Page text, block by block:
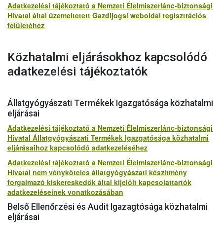
Adatkezelési tájékoztató a Nemzeti Élelmiszerlánc-biztonsági
Hivatal által üzemeltetett Gazdijogsi weboldal regisztrációs
felületéhez
Közhatalmi eljárásokhoz kapcsolódó
adatkezelési tájékoztatók
Állatgyógyászati Termékek Igazgatósága közhatalmi
eljárásai
Adatkezelési tájékoztató a Nemzeti Élelmiszerlánc-biztonsági
Hivatal Állatgyógyászati Termékek Igazgatósága közhatalmi
eljárásaihoz kapcsolódó adatkezeléséhez
Adatkezelési tájékoztató a Nemzeti Élelmiszerlánc-biztonsági
Hivatal nem vényköteles állatgyógyászati készítmény
forgalmazó kiskereskedők által kijelölt kapcsolattartók
adatkezeléseinek vonatkozásában
Belső Ellenőrzési és Audit Igazagtósága közhatalmi
eljárásai